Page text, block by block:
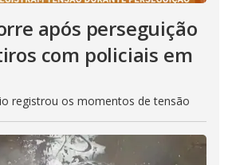
após perseguição
com policiais em
registrou os momentos de tensão